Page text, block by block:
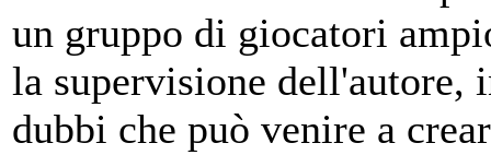
un gruppo di giocatori
la supervisione dell'autore,
dubbi che può venire a